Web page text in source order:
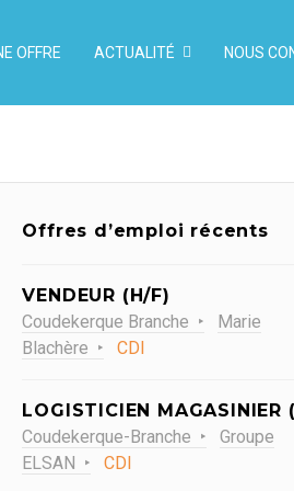
OFFRE ACTUALITÉ NOUS
Offres d’emploi récents
VENDEUR (H/F)
Coudekerque Branche
Marie
Blachère
CDI
LOGISTICIEN MAGASINIER
Coudekerque-Branche
Groupe
ELSAN
CDI